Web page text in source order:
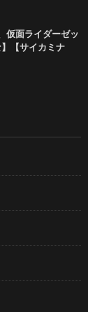
仮面ライダーゼッ
【サイカミナ